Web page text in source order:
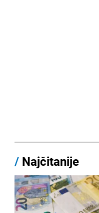
/ Najčitanije